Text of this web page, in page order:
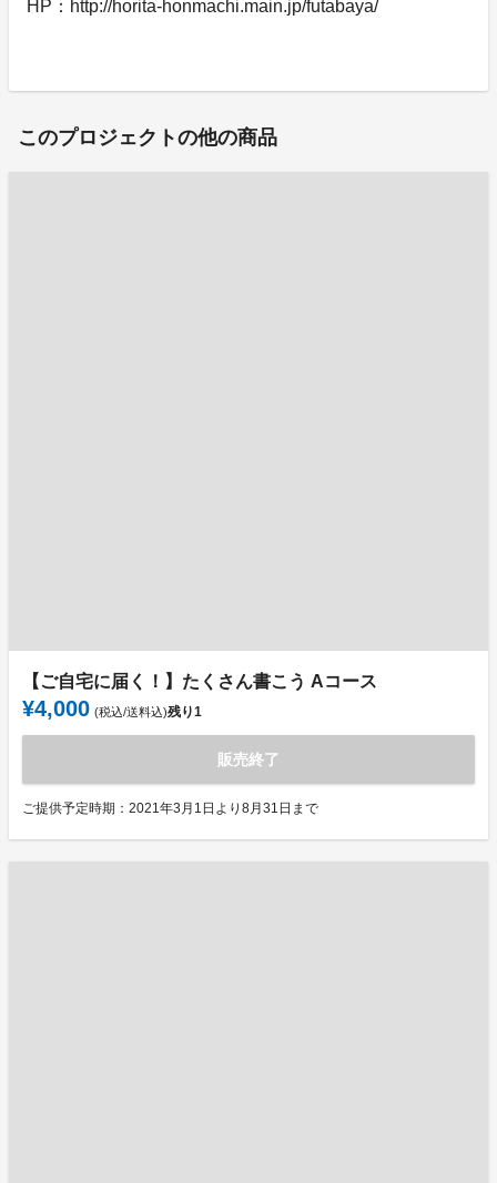
HP：http://horita-honmachi.main.jp/futabaya/
このプロジェクトの他の商品
【ご自宅に届く！】たくさん書こう Aコース
¥4,000 (税込/送料込)残り1
販売終了
ご提供予定時期：2021年3月1日より8月31日まで